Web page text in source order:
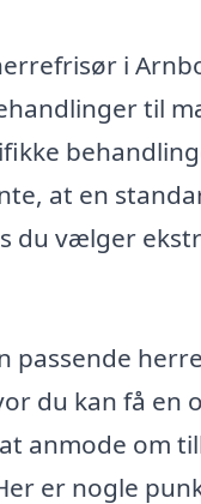
i
til
at en
du vælger
passende
du kan få en
anmode om
er nogle